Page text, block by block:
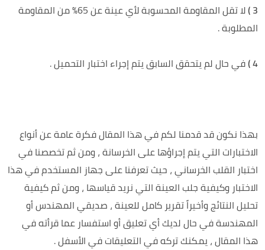
3 )
لا تقل المقاومة المحسوبة لأي عينة عن 65% من المقاومة
المطلوبة .
4 ) في حال لم يتحقق السابق يتم إجراء اختبار التحميل .
بهذا نكون قد قدمنا لكم في هذا المقال فكرة عامة عن أنواع
الاختبارات التي يتم إجراؤها على الخرسانة ، ومن ثم تخصصنا في
اختبار القلب الخرساني ، حيث تعرفنا على جهاز المستخدم في هذا
الاختبار وكيفية جلب العينة التي نريد قياسها ، ومن ثم كيفية
تحليل النتائج وأخيراً تقرير كامل للعينة ، صديقي المهندس أو
المهندسة في حال لديك أي تعليق أو استفسار عما قرأته في
هذا المقال ، يمكنك تركه في التعليقات في الأسفل .